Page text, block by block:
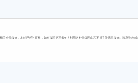
关会员发布，本站已经过审核，如有发现第三者他人利用各种借口理由和不择手段恶意发布、涉及到